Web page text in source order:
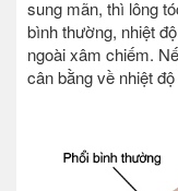
sung mãn, thì lông
bình thường, nhiệt
ngoài xâm chiếm.
cân bằng về nhiệt